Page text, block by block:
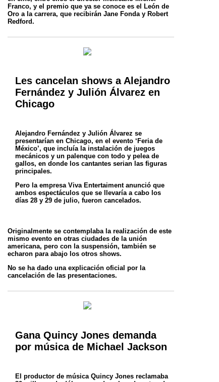
Franco, y el premio que ya se conoce es el León de
Oro a la carrera, que recibirán Jane Fonda y Robert
Redford.
Les cancelan shows a Alejandro
Fernández y Julión Álvarez en
Chicago
Alejandro Fernández y Julión Álvarez se
presentarían en Chicago, en el evento ‘Feria de
México’, que incluía la instalación de juegos
mecánicos y un palenque con todo y pelea de
gallos, en donde los cantantes serian las figuras
principales.
Pero la empresa Viva Entertaiment anunció que
ambos espectáculos que se llevaría a cabo los
días 28 y 29 de julio, fueron cancelados.
Originalmente se contemplaba la realización de este
mismo evento en otras ciudades de la unión
americana, pero con la suspensión, también se
echaron para abajo los otros shows.
No se ha dado una explicación oficial por la
cancelación de las presentaciones.
Gana Quincy Jones demanda
por música de Michael Jackson
El productor de música Quincy Jones reclamaba